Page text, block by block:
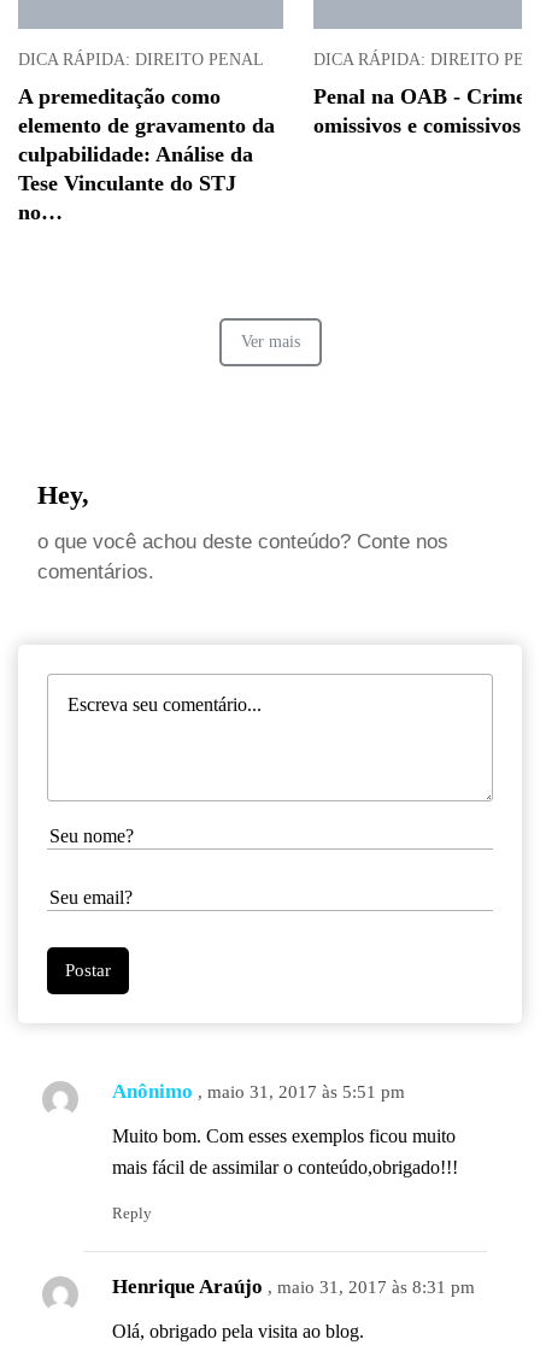
DICA RÁPIDA: DIREITO PENAL
A premeditação como
elemento de gravamento da
culpabilidade: Análise da
Tese Vinculante do STJ
no…
DICA RÁPIDA: DIREITO
Penal na OAB - Crimes
omissivos e comissivos.
Ver mais
Hey,
o que você achou deste conteúdo? Conte nos
comentários.
Anônimo , maio 31, 2017 às 5:51 pm
Muito bom. Com esses exemplos ficou muito
mais fácil de assimilar o conteúdo,obrigado!!!
Reply
Henrique Araújo , maio 31, 2017 às 8:31 pm
Olá, obrigado pela visita ao blog.